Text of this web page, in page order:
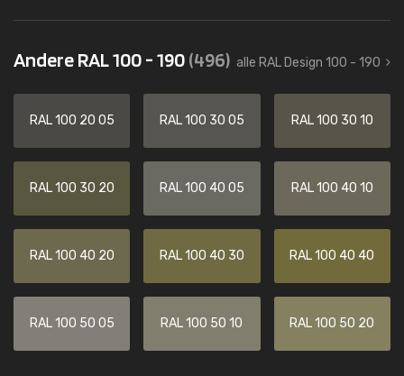
Andere RAL 100 - 190(496) alle RAL Design 100 - 190
RAL 100 20 05 RAL 100 30 05 RAL 100 30 10
RAL 100 30 20 RAL 100 40 05 RAL 100 40 10
RAL 100 40 20 RAL 100 40 30 RAL 100 40 40
RAL 100 50 05 RAL 100 50 10 RAL 100 50 20